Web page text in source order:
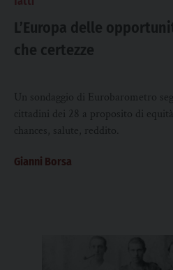
L’Europa delle
che certezze
Un sondaggio di Eurobarometro
cittadini dei 28 a proposito di
chances, salute, reddito.
Gianni Borsa